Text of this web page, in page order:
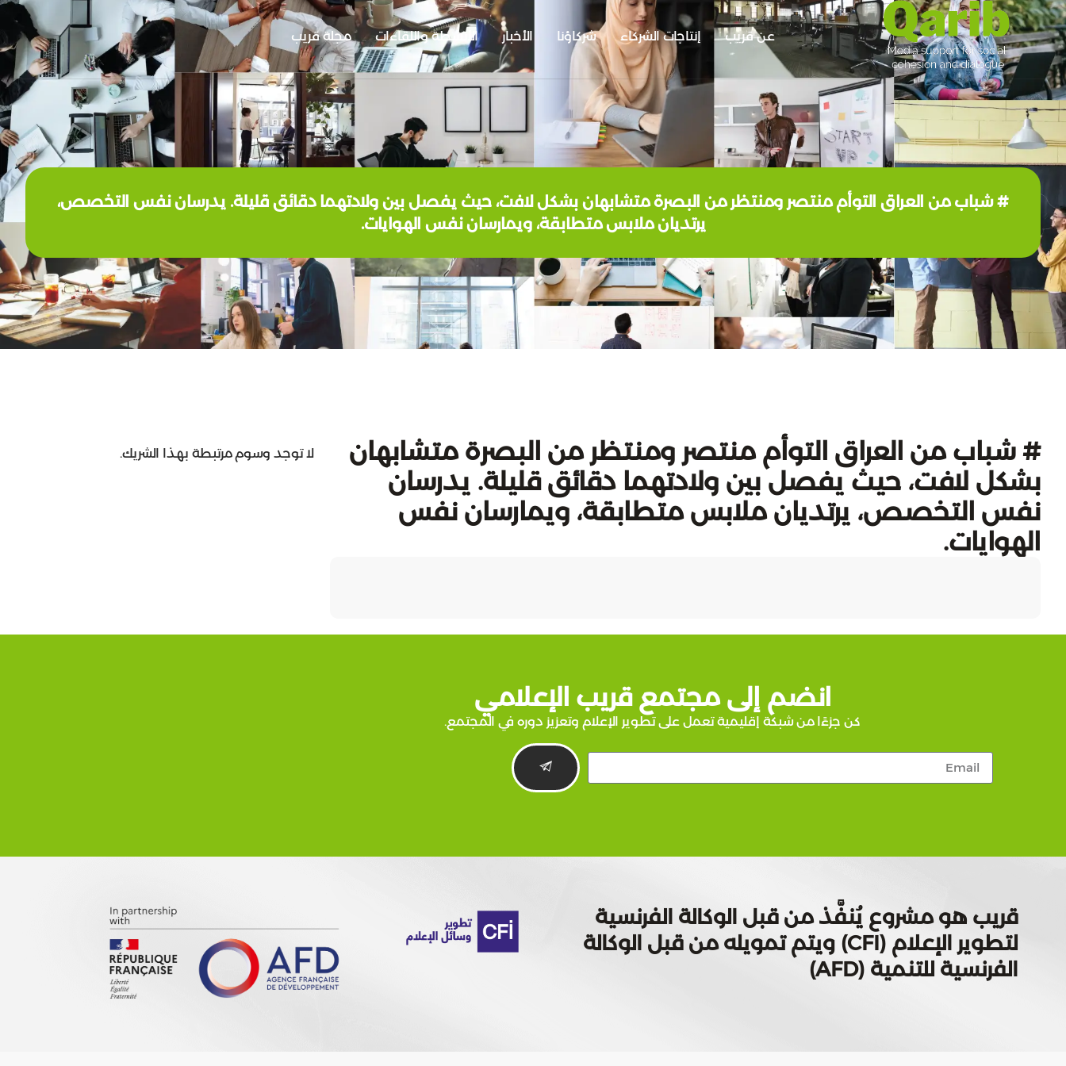
عن قريب إنتاجات الشركاء شركاؤنا الأخبار الأنشطة واللقاءات مجلة قريب
# شباب من العراق التوأم منتصر ومنتظر من البصرة متشابهان بشكل لافت، حيث يفصل بين ولادتهما دقائق قليلة. يدرسان نفس التخصص،
يرتديان ملابس متطابقة، ويمارسان نفس الهوايات.
# شباب من العراق التوأم منتصر ومنتظر من البصرة متشابهان
بشكل لافت، حيث يفصل بين ولادتهما دقائق قليلة. يدرسان
نفس التخصص، يرتديان ملابس متطابقة، ويمارسان نفس
الهوايات.
لا توجد وسوم مرتبطة بهذا الشريك.
انضم إلى مجتمع قريب الإعلامي
كن جزءًا من شبكة إقليمية تعمل على تطوير الإعلام وتعزيز دوره في المجتمع.
قريب هو مشروع يُنفَّذ من قبل الوكالة الفرنسية
لتطوير الإعلام (CFI) ويتم تمويله من قبل الوكالة
الفرنسية للتنمية (AFD)